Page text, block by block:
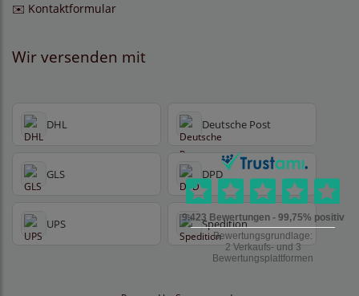
✉️ Kontaktformular
Wir versenden mit
DHL Deutsche Post
GLS DPD
UPS Spedition